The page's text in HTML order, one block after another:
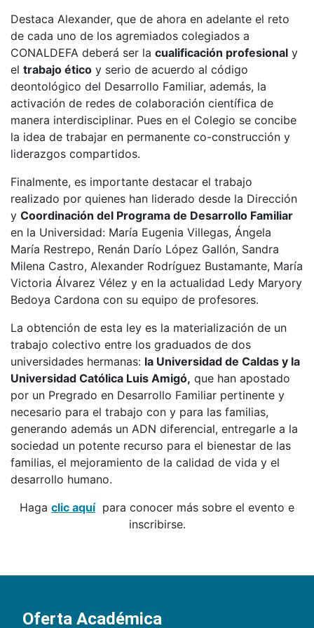
Destaca Alexander, que de ahora en adelante el reto
de cada uno de los agremiados colegiados a
CONALDEFA deberá ser la cualificación profesional y
el trabajo ético y serio de acuerdo al código
deontológico del Desarrollo Familiar, además, la
activación de redes de colaboración científica de
manera interdisciplinar. Pues en el Colegio se concibe
la idea de trabajar en permanente co-construcción y
liderazgos compartidos.
Finalmente, es importante destacar el trabajo
realizado por quienes han liderado desde la Dirección
y Coordinación del Programa de Desarrollo Familiar
en la Universidad: María Eugenia Villegas, Ángela
María Restrepo, Renán Darío López Gallón, Sandra
Milena Castro, Alexander Rodríguez Bustamante, María
Victoria Álvarez Vélez y en la actualidad Ledy Maryory
Bedoya Cardona con su equipo de profesores.
La obtención de esta ley es la materialización de un
trabajo colectivo entre los graduados de dos
universidades hermanas: la Universidad de Caldas y la
Universidad Católica Luis Amigó, que han apostado
por un Pregrado en Desarrollo Familiar pertinente y
necesario para el trabajo con y para las familias,
generando además un ADN diferencial, entregarle a la
sociedad un potente recurso para el bienestar de las
familias, el mejoramiento de la calidad de vida y el
desarrollo humano.
Haga clic aquípara conocer más sobre el evento e
inscribirse.
Oferta Académica